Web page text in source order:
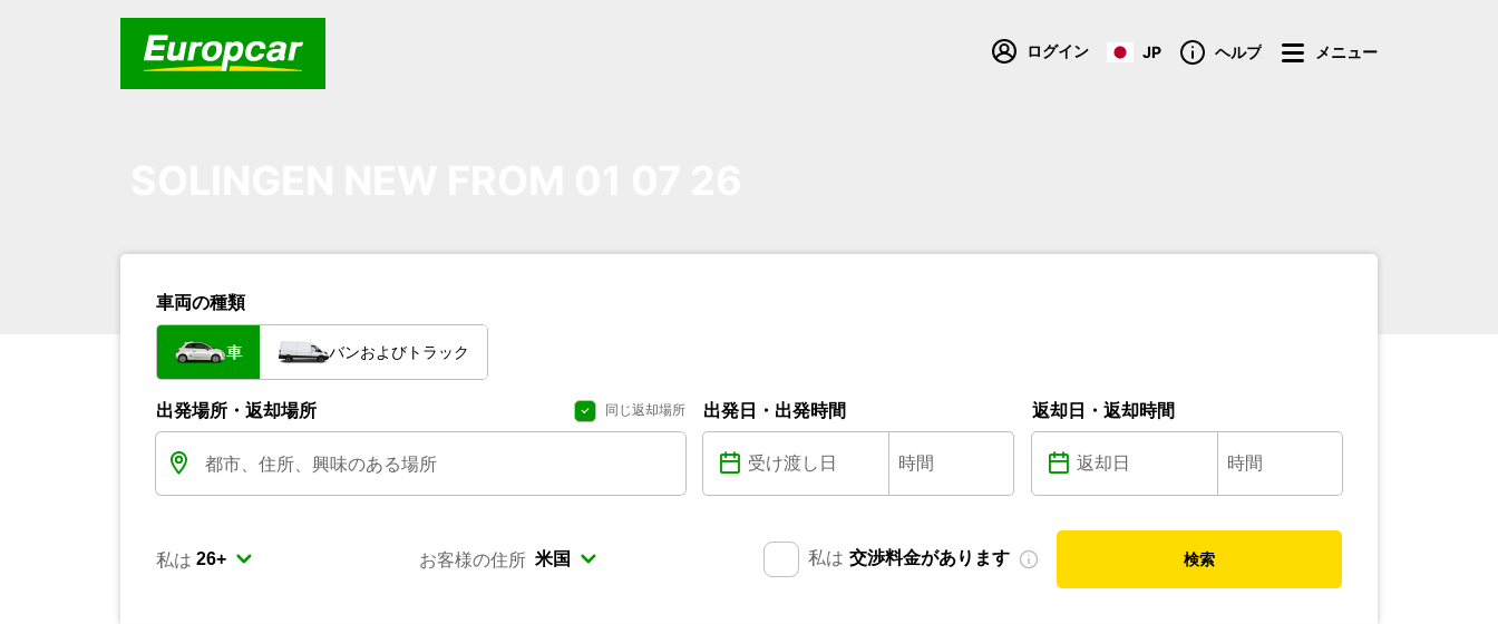
ログイン JP ヘルプ メニュー
車両の種類
車 バンおよびトラック
出発場所・返却場所 同じ返却場所 出発日・出発時間 返却日・返却時間
私は お客様の住所 私は 交渉料金があります 検索